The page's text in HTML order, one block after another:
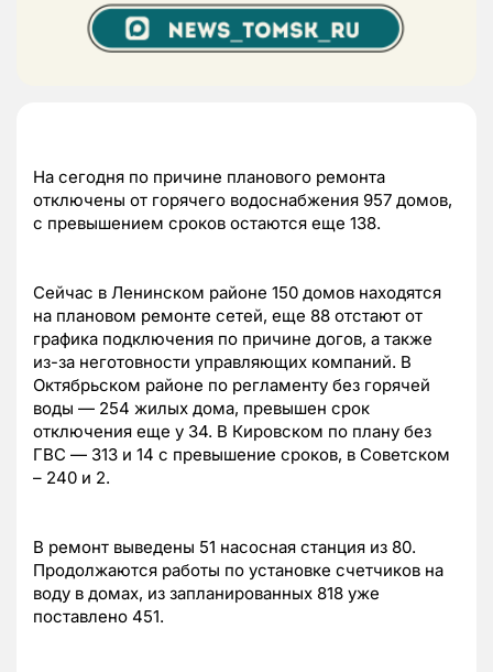
На сегодня по причине планового ремонта
отключены от горячего водоснабжения 957 домов,
с превышением сроков остаются еще 138.
Сейчас в Ленинском районе 150 домов находятся
на плановом ремонте сетей, еще 88 отстают от
графика подключения по причине догов, а также
из-за неготовности управляющих компаний. В
Октябрьском районе по регламенту без горячей
воды — 254 жилых дома, превышен срок
отключения еще у 34. В Кировском по плану без
ГВС — 313 и 14 с превышение сроков, в Советском
– 240 и 2.
В ремонт выведены 51 насосная станция из 80.
Продолжаются работы по установке счетчиков на
воду в домах, из запланированных 818 уже
поставлено 451.